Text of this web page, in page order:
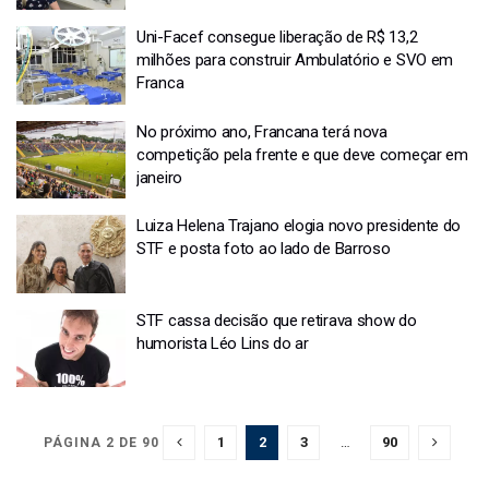
Uni-Facef consegue liberação de R$ 13,2
milhões para construir Ambulatório e SVO em
Franca
No próximo ano, Francana terá nova
competição pela frente e que deve começar em
janeiro
Luiza Helena Trajano elogia novo presidente do
STF e posta foto ao lado de Barroso
STF cassa decisão que retirava show do
humorista Léo Lins do ar
PÁGINA 2 DE 90 1 2 3 … 90